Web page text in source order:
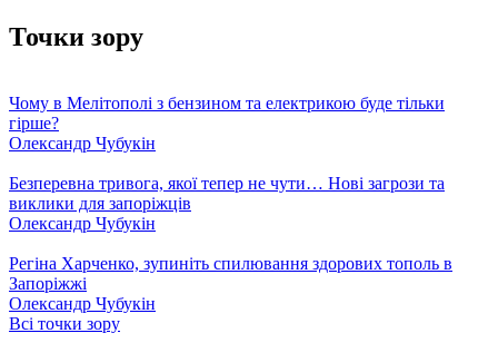
Точки зору
Чому в Мелітополі з бензином та електрикою буде тільки
гірше?
Олександр Чубукін
Безперевна тривога, якої тепер не чути… Нові загрози та
виклики для запоріжців
Олександр Чубукін
Регіна Харченко, зупиніть спилювання здорових тополь в
Запоріжжі
Олександр Чубукін
Всі точки зору